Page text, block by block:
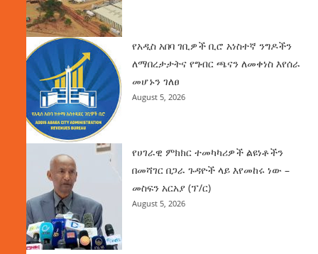
የአዲስ አበባ ገቢዎች ቢሮ አነስተኛ ንግዶችን
ለማበረታታትና የግብር ጫናን ለመቀነስ እየሰራ
መሆኑን ገለፀ
August 5, 2026
የሀገራዊ ምክክር ተመካካሪዎች ልዩነቶችን
በመሻገር በጋራ ጉዳዮች ላይ እየመከሩ ነው –
መስፍን አርአያ (ፕ/ር)
August 5, 2026